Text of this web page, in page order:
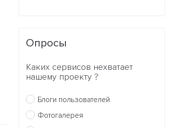
Опросы
Каких сервисов нехватает
нашему проекту ?
Блоги пользователей
Фотогалерея